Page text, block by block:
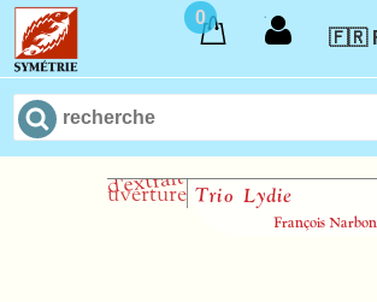
0
🇫🇷
Trio Lydie
François Narboni